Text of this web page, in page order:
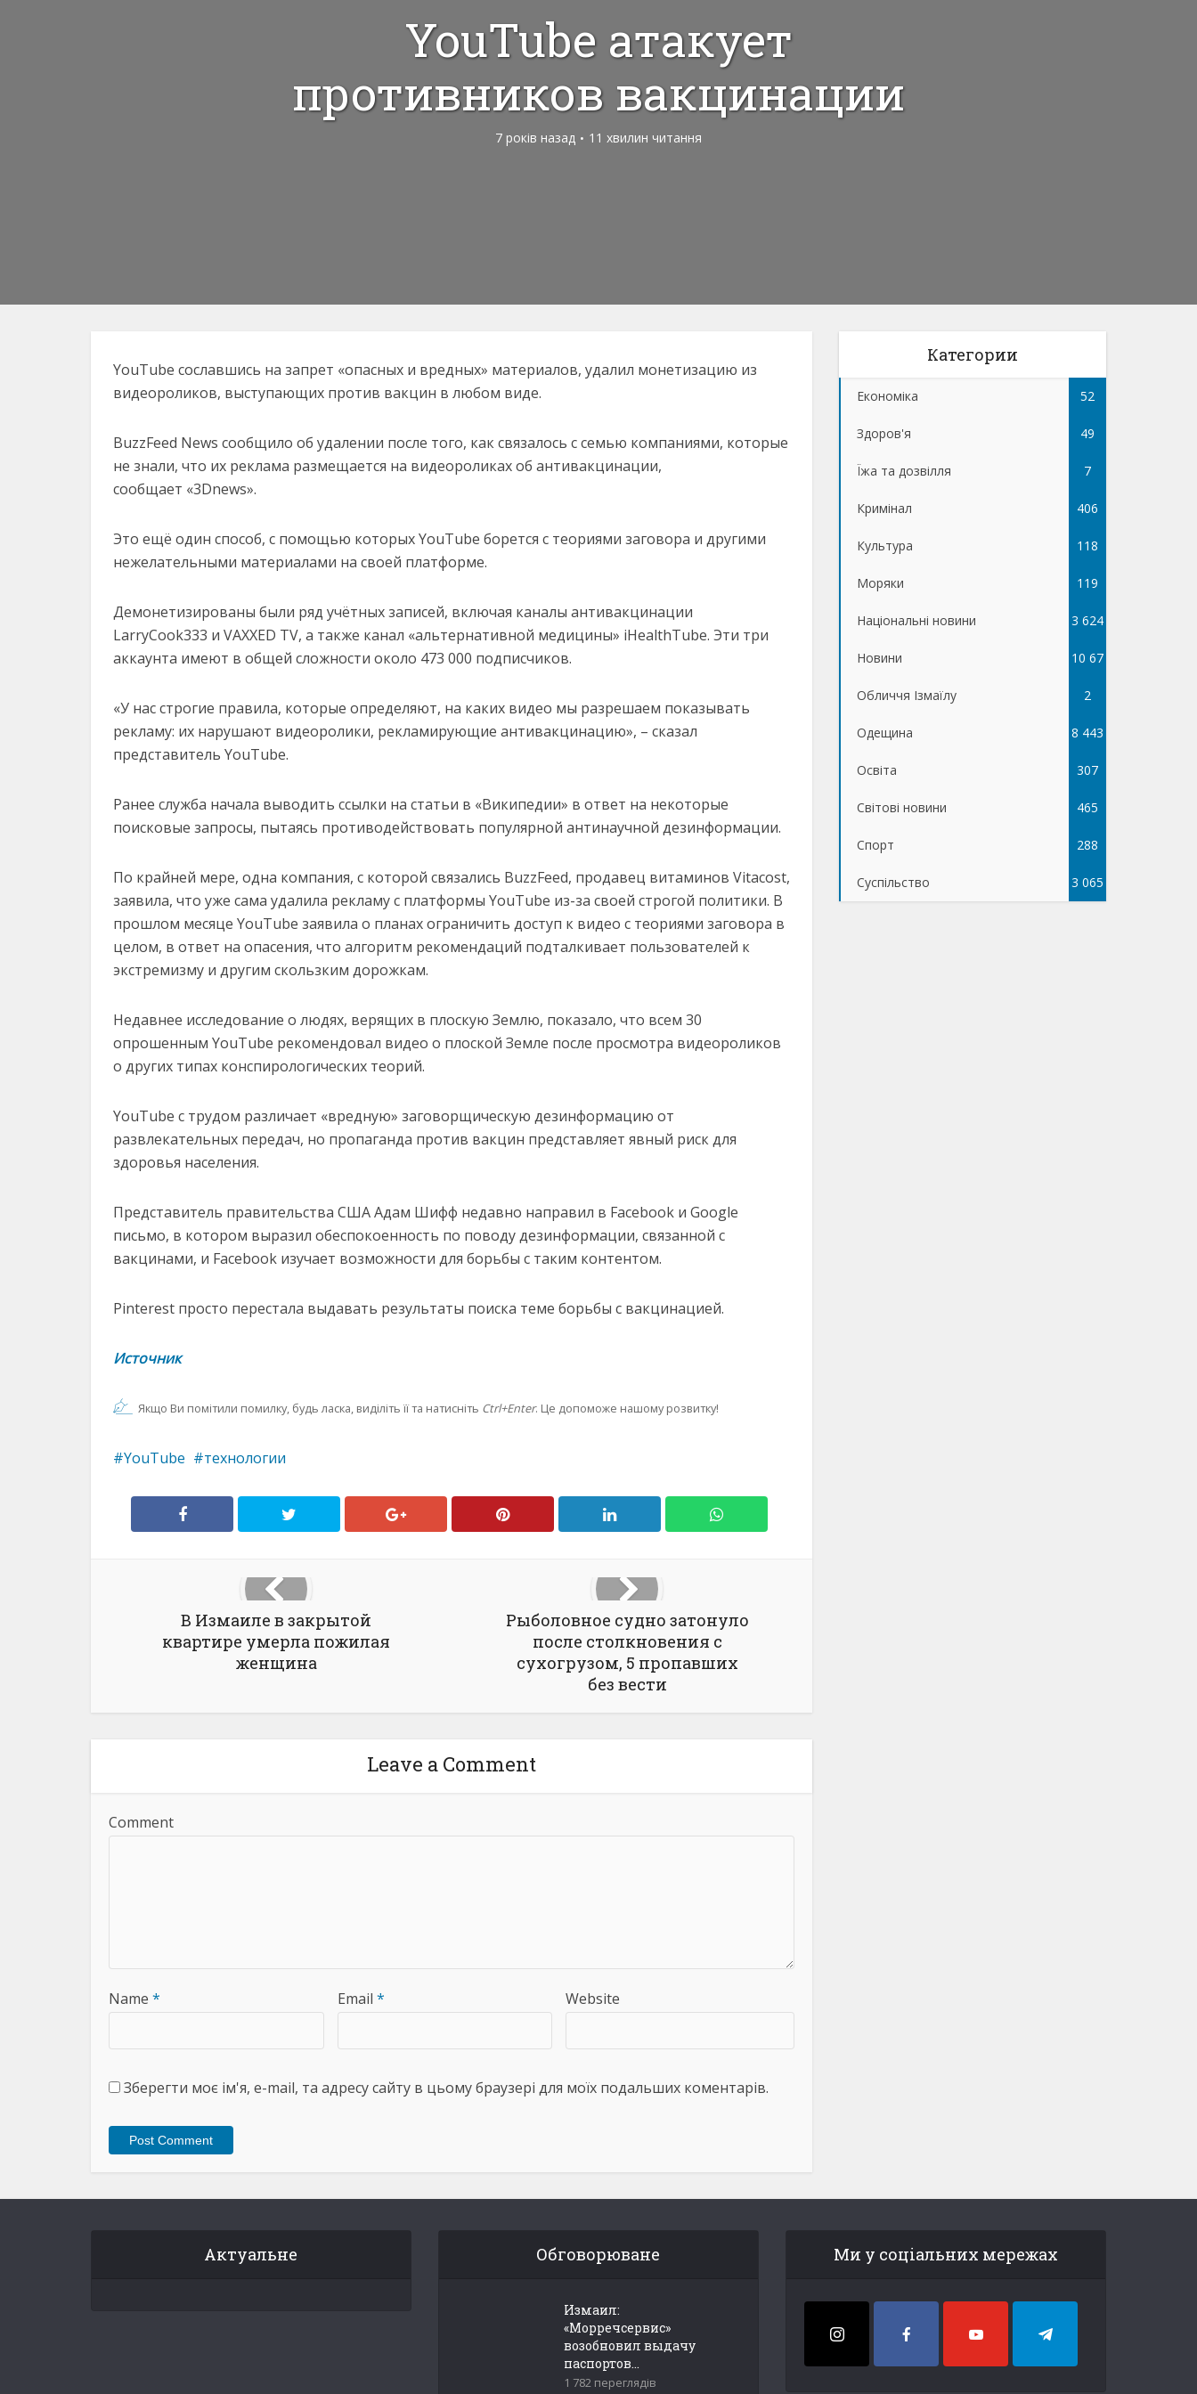
YouTube атакует
противников вакцинации
7 років назад 11 хвилин читання
YouTube сославшись на запрет «опасных и вредных» материалов, удалил монетизацию из
видеороликов, выступающих против вакцин в любом виде.
BuzzFeed News сообщило об удалении после того, как связалось с семью компаниями, которые
не знали, что их реклама размещается на видеороликах об антивакцинации,
сообщает «3Dnews».
Это ещё один способ, с помощью которых YouTube борется с теориями заговора и другими
нежелательными материалами на своей платформе.
Демонетизированы были ряд учётных записей, включая каналы антивакцинации
LarryCook333 и VAXXED TV, а также канал «альтернативной медицины» iHealthTube. Эти три
аккаунта имеют в общей сложности около 473 000 подписчиков.
«У нас строгие правила, которые определяют, на каких видео мы разрешаем показывать
рекламу: их нарушают видеоролики, рекламирующие антивакцинацию», – сказал
представитель YouTube.
Ранее служба начала выводить ссылки на статьи в «Википедии» в ответ на некоторые
поисковые запросы, пытаясь противодействовать популярной антинаучной дезинформации.
По крайней мере, одна компания, с которой связались BuzzFeed, продавец витаминов Vitacost,
заявила, что уже сама удалила рекламу с платформы YouTube из-за своей строгой политики. В
прошлом месяце YouTube заявила о планах ограничить доступ к видео с теориями заговора в
целом, в ответ на опасения, что алгоритм рекомендаций подталкивает пользователей к
экстремизму и другим скользким дорожкам.
Недавнее исследование о людях, верящих в плоскую Землю, показало, что всем 30
опрошенным YouTube рекомендовал видео о плоской Земле после просмотра видеороликов
о других типах конспирологических теорий.
YouTube с трудом различает «вредную» заговорщическую дезинформацию от
развлекательных передач, но пропаганда против вакцин представляет явный риск для
здоровья населения.
Представитель правительства США Адам Шифф недавно направил в Facebook и Google
письмо, в котором выразил обеспокоенность по поводу дезинформации, связанной с
вакцинами, и Facebook изучает возможности для борьбы с таким контентом.
Pinterest просто перестала выдавать результаты поиска теме борьбы с вакцинацией.
Источник
Якщо Ви помітили помилку, будь ласка, виділіть її та натисніть Ctrl+Enter. Це допоможе нашому розвитку!
YouTube технологии
В Измаиле в закрытой
квартире умерла пожилая
женщина
Рыболовное судно затонуло
после столкновения с
сухогрузом, 5 пропавших
без вести
Leave a Comment
Comment
Name * Email * Website
Зберегти моє ім'я, e-mail, та адресу сайту в цьому браузері для моїх подальших коментарів.
Категории
Економіка 52
Здоров'я 49
Їжа та дозвілля 7
Кримінал 406
Культура 118
Моряки 119
Національні новини 3 624
Новини 10 67
5
Обличчя Ізмаїлу 2
Одещина 8 443
Освіта 307
Світові новини 465
Спорт 288
Суспільство 3 065
Актуальне Обговорюване
Измаил:
«Морречсервис»
возобновил выдачу
паспортов...
1 782 переглядів
Ми у соціальних мережах